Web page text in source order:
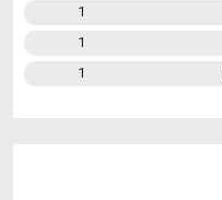
1
1
1